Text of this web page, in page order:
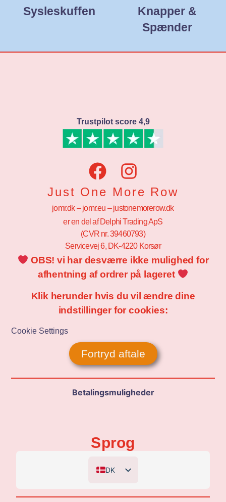
Sysleskuffen
Knapper &
Spænder
Trustpilot score 4,9
Just One More Row
jomr.dk – jomr.eu – justonemorerow.dk
er en del af Delphi Trading ApS
(CVR nr. 39460793)
Servicevej 6, DK-4220 Korsør
OBS! vi har desværre ikke mulighed for
afhentning af ordrer på lageret
Klik herunder hvis du vil ændre dine
indstillinger for cookies:
Cookie Settings
Fortryd aftale
Betalingsmuligheder
Sprog
DK